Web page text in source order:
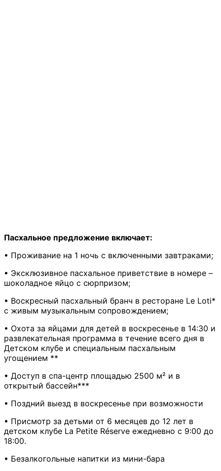
Пасхальное предложение включает:
• Проживание на 1 ночь c включенными завтраками;
• Эксклюзивное пасхальное приветствие в номере –
шоколадное яйцо с сюрпризом;
• Воскресный пасхальный бранч в ресторане Le Loti*
с живым музыкальным сопровождением;
• Охота за яйцами для детей в воскресенье ​​в 14:30 и
развлекательная программа в течение всего дня в
Детском клубе и специальным пасхальным
угощением **
• Доступ в спа-центр площадью 2500 м² и в
открытый бассейн***
• Поздний выезд в воскресенье при возможности
• Присмотр за детьми от 6 месяцев до 12 лет в
детском клубе La Petite Réserve ежедневно с 9:00 до
18:00.
• Безалкогольные напитки из мини-бара